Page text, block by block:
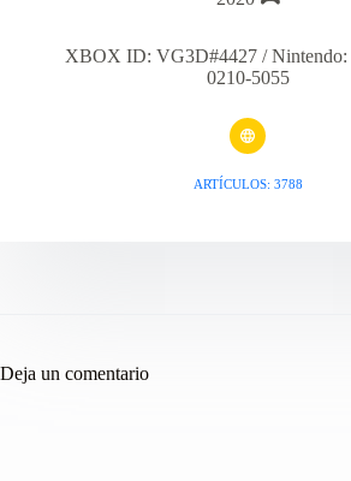
XBOX ID: VG3D#4427 / Nintendo:
0210-5055
ARTÍCULOS: 3788
Deja un comentario